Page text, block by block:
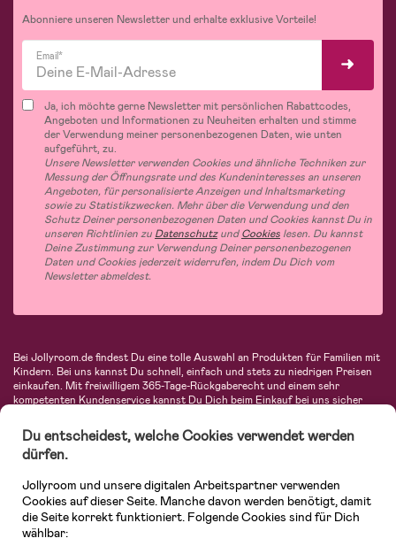
Abonniere unseren Newsletter und erhalte exklusive Vorteile!
Email*
Ja, ich möchte gerne Newsletter mit persönlichen Rabattcodes,
Angeboten und Informationen zu Neuheiten erhalten und stimme
der Verwendung meiner personenbezogenen Daten, wie unten
aufgeführt, zu.
Unsere Newsletter verwenden Cookies und ähnliche Techniken zur
Messung der Öffnungsrate und des Kundeninteresses an unseren
Angeboten, für personalisierte Anzeigen und Inhaltsmarketing
sowie zu Statistikzwecken. Mehr über die Verwendung und den
Schutz Deiner personenbezogenen Daten und Cookies kannst Du in
unseren Richtlinien zu DatenschutzundCookies lesen. Du kannst
Deine Zustimmung zur Verwendung Deiner personenbezogenen
Daten und Cookies jederzeit widerrufen, indem Du Dich vom
Newsletter abmeldest.
Bei Jollyroom.de findest Du eine tolle Auswahl an Produkten für Familien mit
Kindern. Bei uns kannst Du schnell, einfach und stets zu niedrigen Preisen
einkaufen. Mit freiwilligem 365-Tage-Rückgaberecht und einem sehr
kompetenten Kundenservice kannst Du Dich beim Einkauf bei uns sicher
Autositze, Kinder- und Babymode, Produkte für Mütter und eine Menge
fantastischer Einrichtungsgegenstände, Spielsachen, Babyprodukte und
vieles mehr. Wir haben Produkte von bekannten Herstellern wie Britax, Maxi-
Avent, Jack Wolfskin, Cybex, LEGO und vielen mehr. Schau Dich um in
unserer vielfältigen Online-Boutique für Kinder & Babys. Willkommen!
Du entscheidest, welche Cookies verwendet werden
dürfen.
Jollyroom und unsere digitalen Arbeitspartner verwenden
Cookies auf dieser Seite. Manche davon werden benötigt, damit
die Seite korrekt funktioniert. Folgende Cookies sind für Dich
wählbar: